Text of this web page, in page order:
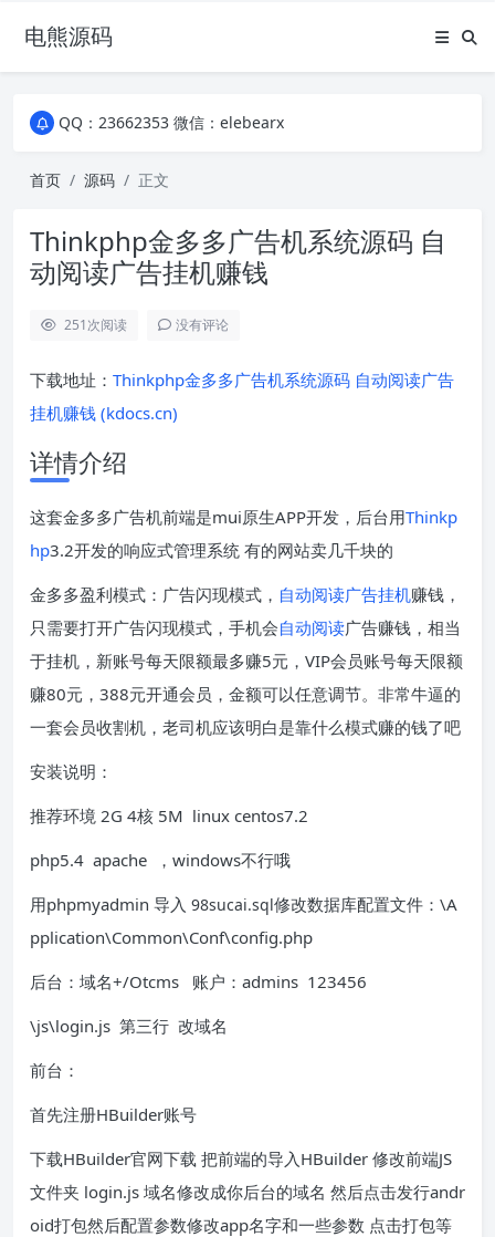
电熊源码
QQ：23662353 微信：elebearx
首页
源码 正文
Thinkphp金多多广告机系统源码 自
动阅读广告挂机赚钱
251次阅读 没有评论
下载地址： Thinkphp金多多广告机系统源码 自动阅读广告
挂机赚钱 (kdocs.cn)
详情介绍
这套金多多广告机前端是mui原生APP开发，后台用Thinkp
hp3.2开发的响应式管理系统 有的网站卖几千块的
金多多盈利模式：广告闪现模式， 自动阅读广告挂机赚钱，
只需要打开广告闪现模式，手机会自动阅读广告赚钱，相当
于挂机，新账号每天限额最多赚5元，VIP会员账号每天限额
赚80元，388元开通会员，金额可以任意调节。非常牛逼的
一套会员收割机，老司机应该明白是靠什么模式赚的钱了吧
安装说明：
推荐环境 2G 4核 5M linux centos7.2
php5.4 apache ，windows不行哦
用phpmyadmin 导入 98sucai.sql修改数据库配置文件：\A
pplication\Common\Conf\config.php
后台：域名+/Otcms 账户：admins 123456
\js\login.js 第三行 改域名
前台：
首先注册HBuilder账号
下载HBuilder官网下载 把前端的导入HBuilder 修改前端JS
文件夹 login.js 域名修改成你后台的域名 然后点击发行andr
oid打包然后配置参数修改app名字和一些参数 点击打包等